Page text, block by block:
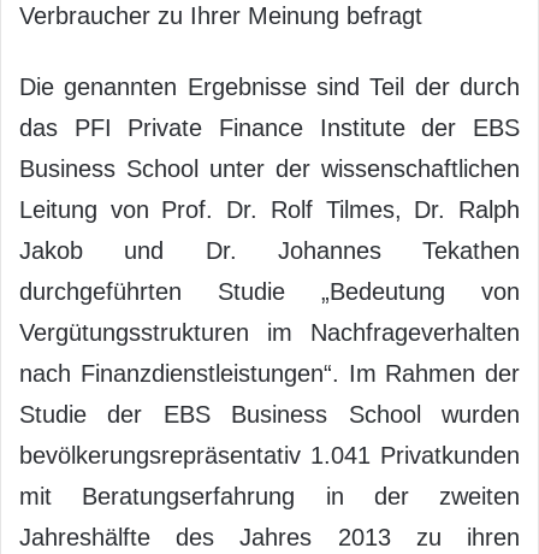
Verbraucher zu Ihrer Meinung befragt
Die genannten Ergebnisse sind Teil der durch
das PFI Private Finance Institute der EBS
Business School unter der wissenschaftlichen
Leitung von Prof. Dr. Rolf Tilmes, Dr. Ralph
Jakob und Dr. Johannes Tekathen
durchgeführten Studie „Bedeutung von
Vergütungsstrukturen im Nachfrageverhalten
nach Finanzdienstleistungen“. Im Rahmen der
Studie der EBS Business School wurden
bevölkerungsrepräsentativ 1.041 Privatkunden
mit Beratungserfahrung in der zweiten
Jahreshälfte des Jahres 2013 zu ihren